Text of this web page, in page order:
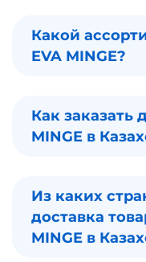
Какой
EVA MINGE?
Как заказать
MINGE в
Из каких
доставка
MINGE в